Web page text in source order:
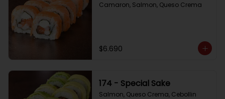
Camaron, Salmon, Queso Crema
$6.690
174 - Special Sake
Salmon, Queso Crema, Cebollin